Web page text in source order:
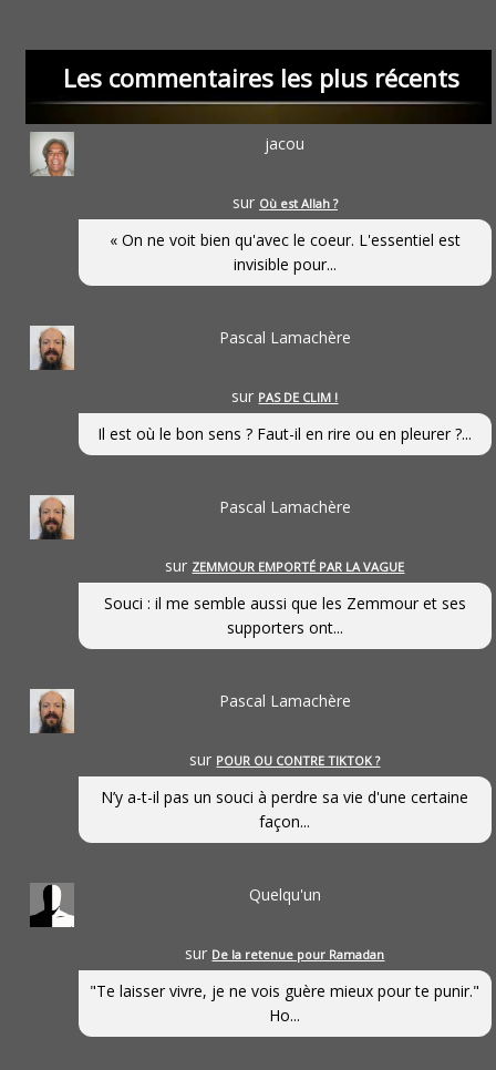
Les commentaires les plus récents
jacou
sur Où est Allah ?
« On ne voit bien qu'avec le coeur. L'essentiel est
invisible pour...
Pascal Lamachère
sur PAS DE CLIM !
Il est où le bon sens ? Faut-il en rire ou en pleurer ?...
Pascal Lamachère
sur ZEMMOUR EMPORTÉ PAR LA VAGUE
Souci : il me semble aussi que les Zemmour et ses
supporters ont...
Pascal Lamachère
sur POUR OU CONTRE TIKTOK ?
N’y a-t-il pas un souci à perdre sa vie d'une certaine
façon...
Quelqu'un
sur De la retenue pour Ramadan
"Te laisser vivre, je ne vois guère mieux pour te punir."
Ho...